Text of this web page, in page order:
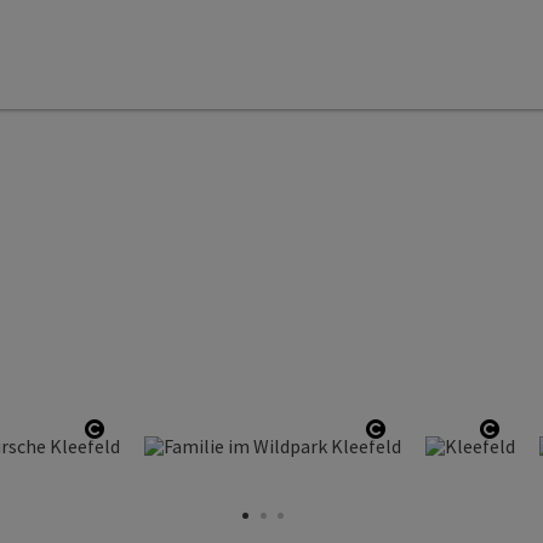
öffnen Copyright öffnen Copyright